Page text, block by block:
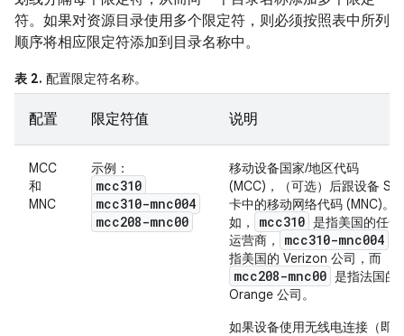
符。如果对资源目录使用多个限定符，则必须按照表中所列
顺序将相应限定符添加到目录名称中。
表 2. 配置限定符名称。
配置 限定符值 说明
MCC
和
MNC
示例：
mcc310
mcc310-mnc004
mcc208-mnc00
移动设备国家/地区代码
(MCC)，（可选）后跟设备 SIM
卡中的移动网络代码 (MNC)。
如，
mcc310 是指美国的任一
运营商，
mcc310-mnc004
指美国的 Verizon 公司，而
mcc208-mnc00 是指法国的
Orange 公司。
如果设备使用无线电连接（即